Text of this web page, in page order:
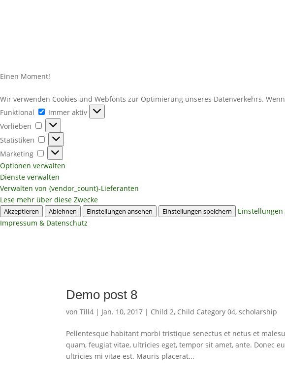
Einen Moment!
Wir verwenden Cookies und Webfonts zur Optimierung unseres Datenverkehrs.
Funktional
Funktional
Immer aktiv
Vorlieben
Vorlieben
Statistiken
Statistiken
Marketing
Marketing
Optionen verwalten
Dienste verwalten
Verwalten von {vendor_count}-Lieferanten
Lese mehr über diese Zwecke
Akzeptieren Ablehnen Einstellungen ansehen Einstellungen speichern
Einstellungen
Impressum & Datenschutz
Demo post 8
vonTill4 | Jan. 10, 2017 | Child 2, Child Category 04,scholarship
Pellentesque habitant morbi tristique senectus et netus et
quam, feugiat vitae, ultricies eget, tempor sit amet, ante. Donec
ultricies mi vitae est. Mauris placerat...